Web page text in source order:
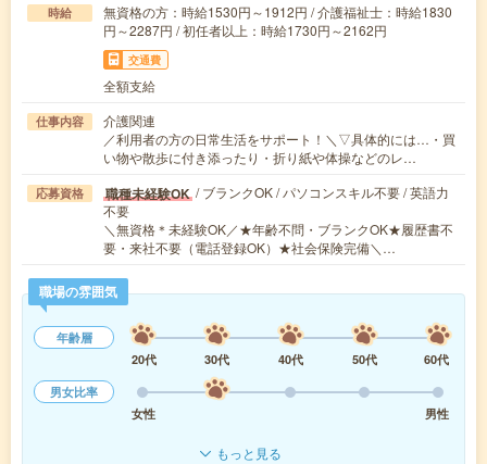
時給
無資格の方：時給1530円～1912円 / 介護福祉士：時給1830
円～2287円 / 初任者以上：時給1730円～2162円
交通費
全額支給
仕事内容
介護関連
／利用者の方の日常生活をサポート！＼▽具体的には…・買
い物や散歩に付き添ったり・折り紙や体操などのレ…
応募資格 職種未経験OK / ブランクOK / パソコンスキル不要 / 英語力
不要
＼無資格＊未経験OK／★年齢不問・ブランクOK★履歴書不
要・来社不要（電話登録OK）★社会保険完備＼…
職場の雰囲気
年齢層
20代
30代 40代 50代
60代
男女比率
女性
男性
もっと見る